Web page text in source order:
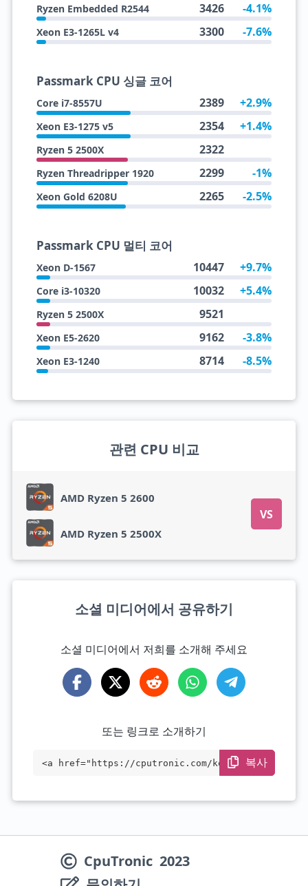
Ryzen Embedded R2544 3426 -4.1%
Xeon E3-1265L v4 3300 -7.6%
Passmark CPU 싱글 코어
Core i7-8557U 2389 +2.9%
Xeon E3-1275 v5 2354 +1.4%
Ryzen 5 2500X 2322
Ryzen Threadripper 1920 2299 -1%
Xeon Gold 6208U 2265 -2.5%
Passmark CPU 멀티 코어
Xeon D-1567 10447 +9.7%
Core i3-10320 10032 +5.4%
Ryzen 5 2500X 9521
Xeon E5-2620 9162 -3.8%
Xeon E3-1240 8714 -8.5%
관련 CPU 비교
AMD Ryzen 5 2600
VS
AMD Ryzen 5 2500X
소셜 미디어에서 공유하기
소셜 미디어에서 저희를 소개해 주세요
또는 링크로 소개하기
<a href="https://cputronic.com/ko/cpu/am
복사
CpuTronic 2023